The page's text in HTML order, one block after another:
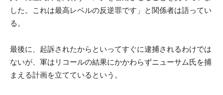
した。これは最高レベルの反逆罪です」と関係者は語ってい
る。
最後に、起訴されたからといってすぐに逮捕されるわけでは
ないが、軍はリコールの結果にかかわらずニューサム氏を捕
まえる計画を立てているという。